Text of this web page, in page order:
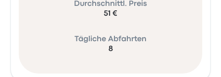
Durchschnittl. Preis
51 €
Tägliche Abfahrten
8